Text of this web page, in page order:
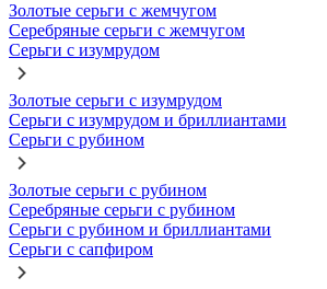
Золотые серьги с жемчугом
Серебряные серьги с жемчугом
Серьги с изумрудом
Золотые серьги с изумрудом
Серьги с изумрудом и бриллиантами
Серьги с рубином
Золотые серьги с рубином
Серебряные серьги с рубином
Серьги с рубином и бриллиантами
Серьги с сапфиром